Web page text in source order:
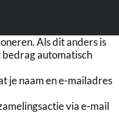
Als dit anders is
automatisch
je naam en e-mailadres
via e-mail